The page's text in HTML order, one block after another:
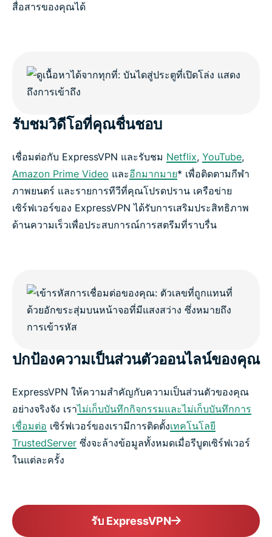
สื่อสารของคุณได้
รับชมวิดีโอที่คุณชื่นชอบ
เชื่อมต่อกับ ExpressVPN และรับชม Netflix, YouTube,
Amazon Prime Video และอีกมากมาย* เพื่อติดตามกีฬา
ภาพยนตร์ และรายการทีวีที่คุณโปรดปราน เครือข่าย
เซิร์ฟเวอร์ของ ExpressVPN ได้รับการเสริมประสิทธิภาพ
ด้านความเร็วเพื่อประสบการณ์การสตรีมที่ราบรื่น
ปกป้องความเป็นส่วนตัวออนไลน์ของคุณ
ExpressVPN ให้ความสำคัญกับความเป็นส่วนตัวของคุณ
อย่างจริงจัง เราไม่เก็บบันทึกกิจกรรมและไม่เก็บบันทึกการ
เชื่อมต่อ เซิร์ฟเวอร์ของเรามีการติดตั้งเทคโนโลยี
TrustedServer ซึ่งจะล้างข้อมูลทั้งหมดเมื่อรีบูตเซิร์ฟเวอร์
ในแต่ละครั้ง
รับ ExpressVPN